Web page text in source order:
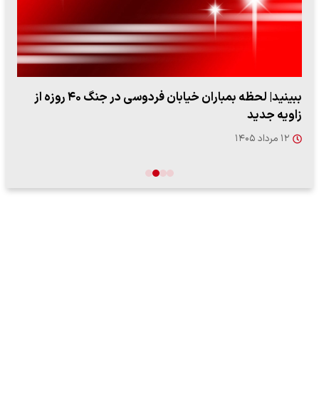
ببینید| لحظه بمباران خیابان فردوسی در جنگ ۴۰ روزه از
زاویه جدید
۱۲ مرداد ۱۴۰۵